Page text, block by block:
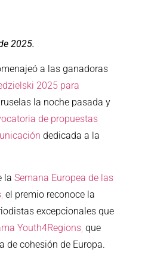
2025.
a las ganadoras
2025 para
la noche pasada y
de propuestas
dedicada a la
la Semana Europea de las
el premio reconoce la
excepcionales que
Youth4Regions que
de cohesión de Europa.